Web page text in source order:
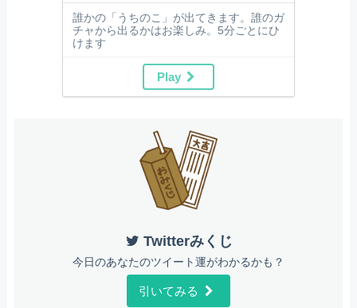
誰かの「うちのこ」が出てきます。誰のガ
チャから出るかはお楽しみ。5分ごとにひ
けます
Play
Twitterみくじ
今日のあなたのツイート運がわかるかも？
引いてみる